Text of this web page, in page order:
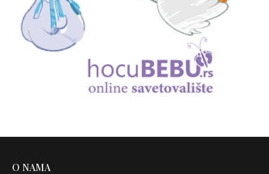
O NAMA